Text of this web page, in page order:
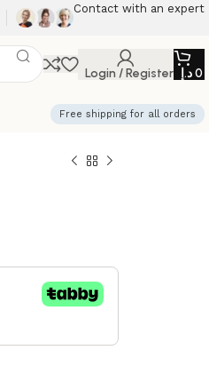
Contact with an expert
Login / Register 0د.إ
Free shipping for all orders